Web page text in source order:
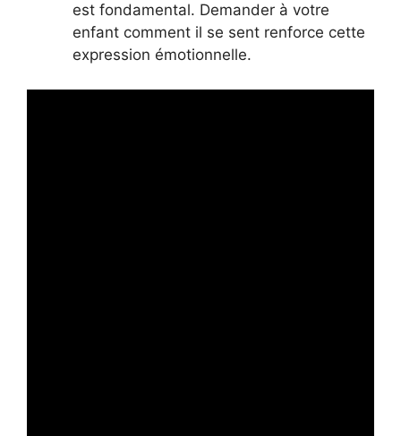
est fondamental. Demander à votre
enfant comment il se sent renforce cette
expression émotionnelle.